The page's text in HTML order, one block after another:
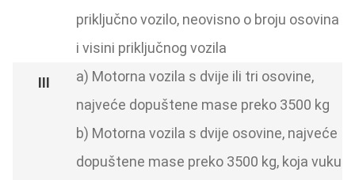
priključno vozilo, neovisno o broju osovina
i visini priključnog vozila
a) Motorna vozila s dvije ili tri osovine,
najveće dopuštene mase preko 3500 kg
b) Motorna vozila s dvije osovine, najveće
dopuštene mase preko 3500 kg, koja vuku